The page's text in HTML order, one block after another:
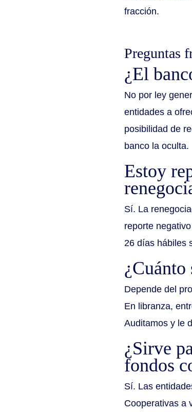
fracción.
Preguntas
¿El
No por ley
entidades a
posibilidad de
banco la oculta.
Estoy
Sí. La
reporte
26 días hábiles
¿Cuánto
Depende del
En libranza,
Auditamos y le
¿Sirve
fondos
Sí. Las
Cooperativas a